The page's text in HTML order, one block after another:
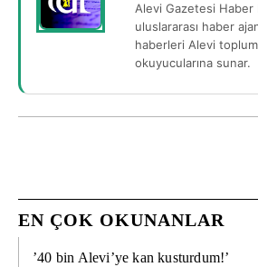
Alevi Gazetesi
uluslararası haber
haberleri Alevi
okuyucularına sunar.
EN ÇOK OKUNANLAR
’40 bin Alevi’ye kan kusturdum!’